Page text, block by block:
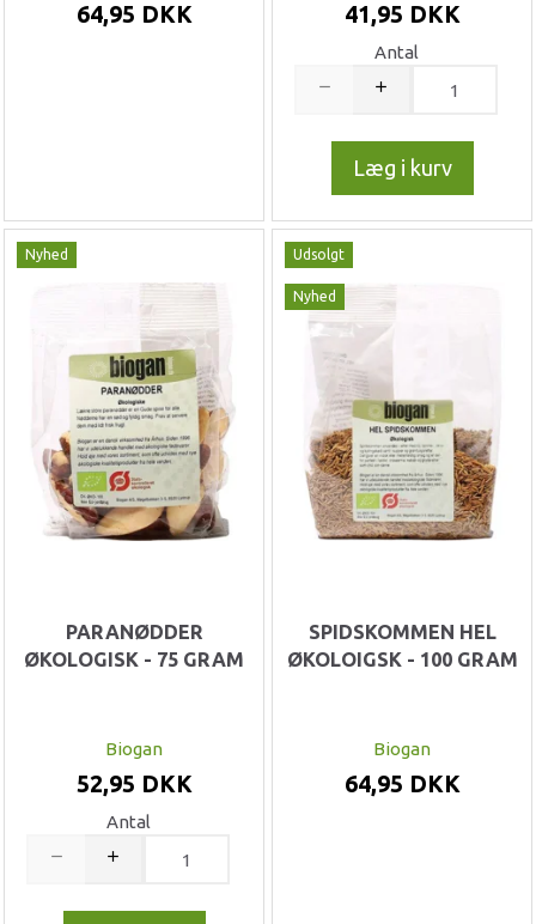
64,95 DKK 41,95 DKK
Antal
Læg i kurv
Nyhed
PARANØDDER
ØKOLOGISK - 75 GRAM
Biogan
52,95 DKK
Antal
Udsolgt
Nyhed
SPIDSKOMMEN HEL
ØKOLOIGSK - 100 GRAM
Biogan
64,95 DKK